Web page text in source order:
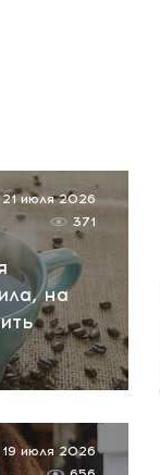
на
21 июля 2026
371
19 июля 2026